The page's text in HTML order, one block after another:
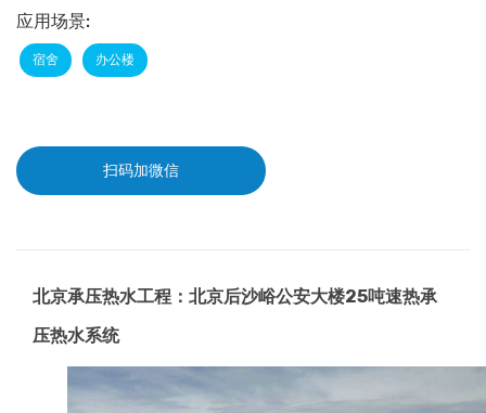
应用场景:
宿舍 办公楼
扫码加微信
北京承压热水工程：北京后沙峪公安大楼25吨速热承
压热水系统